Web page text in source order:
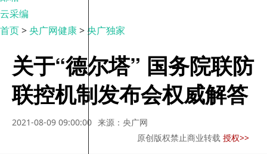
云采编
首页>央广网健康>央广独家
关于“德尔塔” 国务院联防
联控机制发布会权威解答
2021-08-09 09:00:00 来源：央广网
原创版权禁止商业转载 授权>>